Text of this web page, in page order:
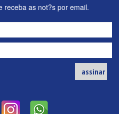
receba as not?s por email.